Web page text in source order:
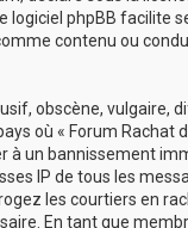
logiciel phpBB facilite
contenu ou
obscène,
où « Forum
à un bannissement
IP de tous les
les courtiers en
En tant que